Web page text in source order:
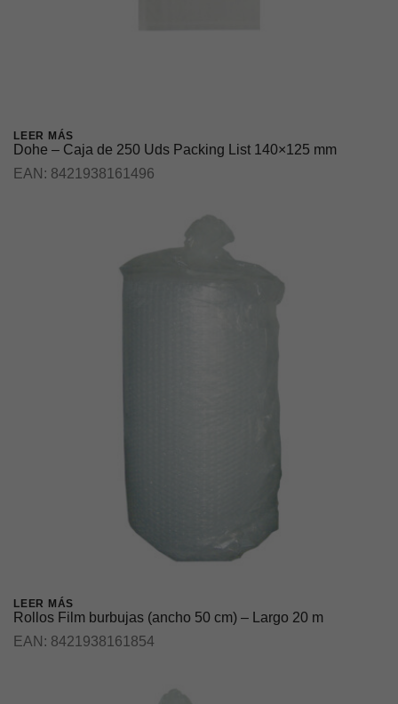
LEER MÁS
Dohe – Caja de 250 Uds Packing List 140×125 mm
EAN: 8421938161496
LEER MÁS
Rollos Film burbujas (ancho 50 cm) – Largo 20 m
EAN: 8421938161854